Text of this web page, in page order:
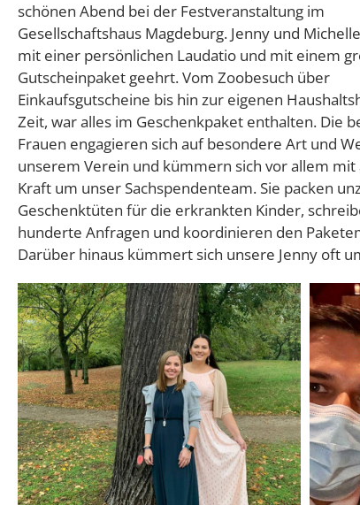
schönen Abend bei der Festveranstaltung im
Gesellschaftshaus Magdeburg. Jenny und
mit einer persönlichen Laudatio und mit einem
Gutscheinpaket geehrt. Vom Zoobesuch über
Einkaufsgutscheine bis hin zur eigenen
Zeit, war alles im Geschenkpaket enthalten. Die
Frauen engagieren sich auf besondere Art und
unserem Verein und kümmern sich vor allem
Kraft um unser Sachspendenteam. Sie packen
Geschenktüten für die erkrankten Kinder,
hunderte Anfragen und koordinieren den
Darüber hinaus kümmert sich unsere Jenny oft